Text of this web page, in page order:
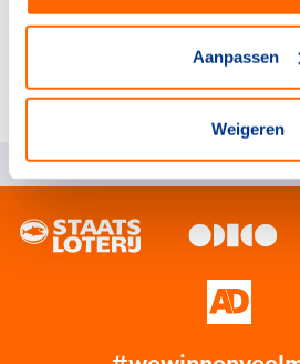
Aanpassen
Weigeren
opleidingen@nocnsf.nl